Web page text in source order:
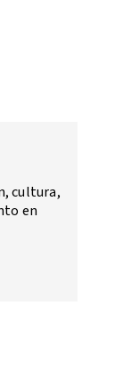
cultura,
en